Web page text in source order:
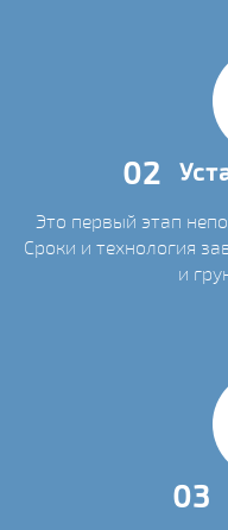
02
Это первый этап
Сроки и технология
и
03